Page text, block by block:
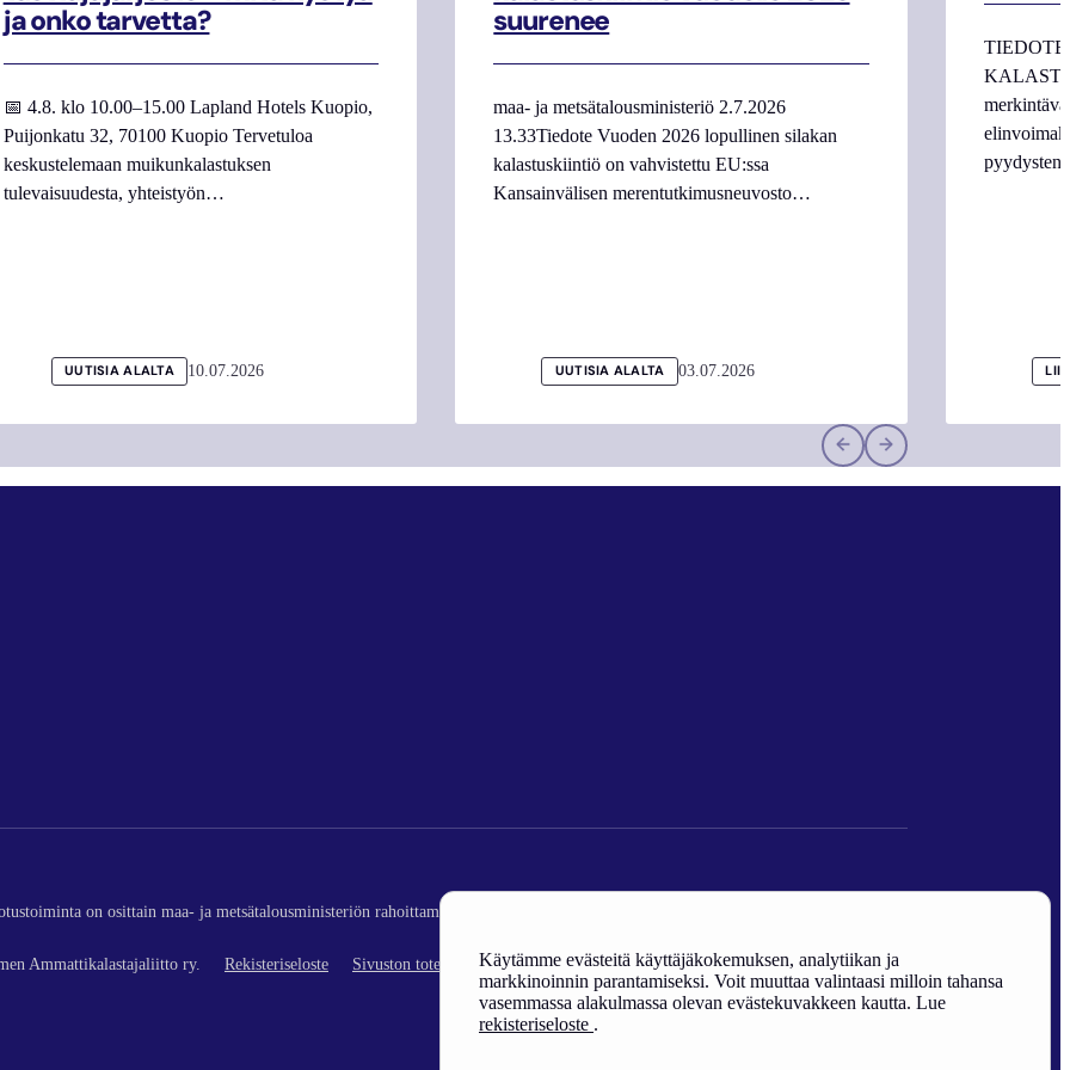
Käytämme evästeitä käyttäjäkokemuksen, analytiikan ja
markkinoinnin parantamiseksi. Voit muuttaa valintaasi milloin tahansa
vasemmassa alakulmassa olevan evästekuvakkeen kautta. Lue
rekisteriseloste .
ja onko tarvetta?
📅 4.8. klo 10.00–15.00 Lapland Hotels Kuopio,
Puijonkatu 32, 70100 Kuopio Tervetuloa
keskustelemaan muikunkalastuksen
tulevaisuudesta, yhteistyön…
UUTISIA ALALTA 10.07.2026
suurenee
maa- ja metsätalousministeriö 2.7.2026
13.33Tiedote Vuoden 2026 lopullinen silakan
kalastuskiintiö on vahvistettu EU:ssa
Kansainvälisen merentutkimusneuvosto…
UUTISIA ALALTA 03.07.2026
pyydysten
on osittain maa- ja metsätalousministeriön rahoittamaa (kalatalouden edistäminen).
Ammattikalastajaliitto ry. Rekisteriseloste Sivuston toteutus